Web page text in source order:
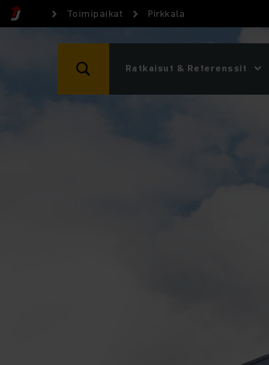
Toimipaikat Pirkkala
Ratkaisut & Referenssit